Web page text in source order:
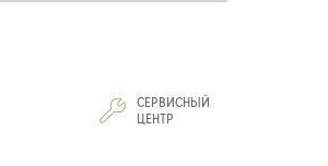
СЕРВИСНЫЙ
ЦЕНТР